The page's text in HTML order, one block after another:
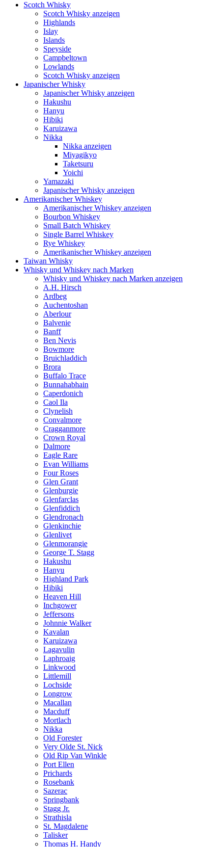
Scotch Whisky
Scotch Whisky anzeigen
Highlands
Islay
Islands
Speyside
Campbeltown
Lowlands
Scotch Whisky anzeigen
Japanischer Whisky
Japanischer Whisky anzeigen
Hakushu
Hanyu
Hibiki
Karuizawa
Nikka
Nikka anzeigen
Miyagikyo
Taketsuru
Yoichi
Yamazaki
Japanischer Whisky anzeigen
Amerikanischer Whiskey
Amerikanischer Whiskey anzeigen
Bourbon Whiskey
Small Batch Whiskey
Single Barrel Whiskey
Rye Whiskey
Amerikanischer Whiskey anzeigen
Taiwan Whisky
Whisky und Whiskey nach Marken
Whisky und Whiskey nach Marken anzeigen
A.H. Hirsch
Ardbeg
Auchentoshan
Aberlour
Balvenie
Banff
Ben Nevis
Bowmore
Bruichladdich
Brora
Buffalo Trace
Bunnahabhain
Caperdonich
Caol Ila
Clynelish
Convalmore
Cragganmore
Crown Royal
Dalmore
Eagle Rare
Evan Williams
Four Roses
Glen Grant
Glenburgie
Glenfarclas
Glenfiddich
Glendronach
Glenkinchie
Glenlivet
Glenmorangie
George T. Stagg
Hakushu
Hanyu
Highland Park
Hibiki
Heaven Hill
Inchgower
Jeffersons
Johnnie Walker
Kavalan
Karuizawa
Lagavulin
Laphroaig
Linkwood
Littlemill
Lochside
Longrow
Macallan
Macduff
Mortlach
Nikka
Old Forester
Very Olde St. Nick
Old Rip Van Winkle
Port Ellen
Prichards
Rosebank
Sazerac
Springbank
Stagg Jr.
Strathisla
St. Magdalene
Talisker
Thomas H. Handy